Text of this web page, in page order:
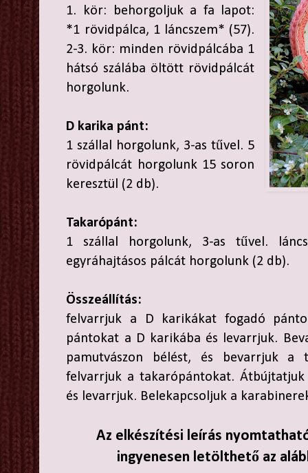
1. kör: behorgoljuk a fa lapot:
*1 rövidpálca, 1 láncszem* (57).
2-3. kör: minden rövidpálcába 1
hátsó szálába öltött rövidpálcát
horgolunk.
D karika pánt:
1 szállal horgolunk, 3-as tűvel. 5
rövidpálcát horgolunk 15 soron
keresztül (2 db).
Takarópánt:
1 szállal horgolunk, 3-as tűvel.
egyráhajtásos pálcát horgolunk (2 db).
Összeállítás:
felvarrjuk a D karikákat fogadó
pántokat a D karikába és levarrjuk.
pamutvászon bélést, és bevarrjuk a
felvarrjuk a takarópántokat.
és levarrjuk. Belekapcsoljuk a
Az elkészítési leírás
ingyenesen letölthető az